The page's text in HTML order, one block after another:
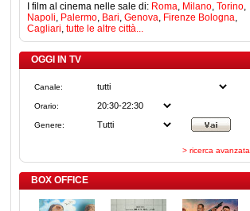
I film al cinema nelle sale di: Roma, Milano, Torino,
Napoli, Palermo, Bari, Genova, Firenze Bologna,
Cagliari, tutte le altre città...
OGGI IN TV
Canale:
Orario:
Genere:
> ricerca avanzata
BOX OFFICE